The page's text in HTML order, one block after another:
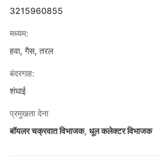
3215960855
मध्यम:
हवा, गैस, तरल
बंदरगाह:
शंघाई
प्रमुखता देना
बॉयलर चक्रवात विभाजक, धूल कलेक्टर विभाजक